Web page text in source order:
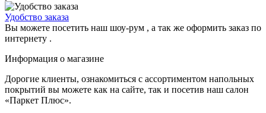
Удобство заказа
Вы можете посетить наш шоу-рум , а так же оформить заказ по
интернету .
Информация о магазине
Дорогие клиенты, ознакомиться с ассортиментом напольных
покрытий вы можете как на сайте, так и посетив наш салон
«Паркет Плюс».